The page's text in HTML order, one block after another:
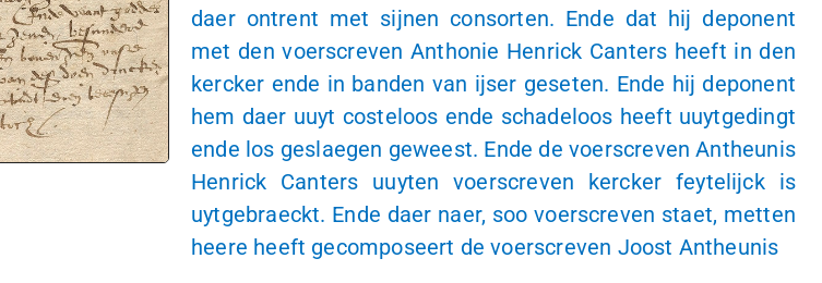
daer ontrent met sijnen consorten. Ende dat hij deponent
met den voerscreven Anthonie Henrick Canters heeft in den
kercker ende in banden van ijser geseten. Ende hij deponent
hem daer uuyt costeloos ende schadeloos heeft uuytgedingt
ende los geslaegen geweest. Ende de voerscreven Antheunis
Henrick Canters uuyten voerscreven kercker feytelijck is
uytgebraeckt. Ende daer naer, soo voerscreven staet, metten
heere heeft gecomposeert de voerscreven Joost Antheunis